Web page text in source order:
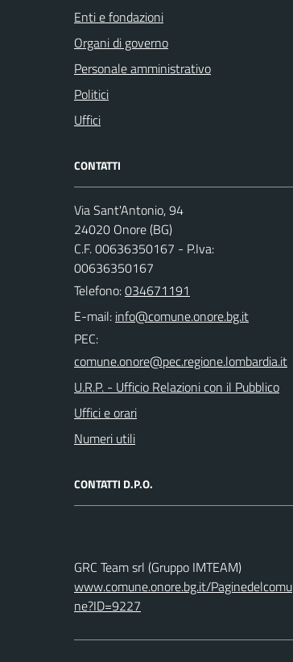
Enti e fondazioni
Organi di governo
Personale amministrativo
Politici
Uffici
CONTATTI
Via Sant'Antonio, 94
24020 Onore (BG)
C.F. 00636350167 - P.Iva:
00636350167
Telefono:034671191
E-mail:
PEC:
U.R.P. - Ufficio Relazioni con il Pubblico
Uffici e orari
Numeri utili
CONTATTI D.P.O.
GRC Team srl (Gruppo IMTEAM)
www.comune.onore.bg.it/Paginedelcomu
ne?ID=9227